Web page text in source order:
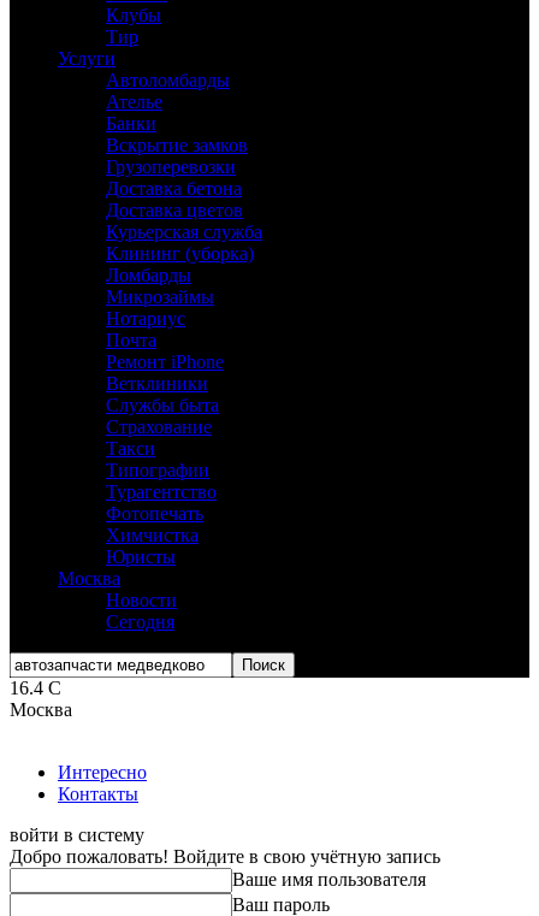
Клубы
Тир
Услуги
Автоломбарды
Ателье
Банки
Вскрытие замков
Грузоперевозки
Доставка бетона
Доставка цветов
Курьерская служба
Клининг (уборка)
Ломбарды
Микрозаймы
Нотариус
Почта
Ремонт iPhone
Ветклиники
Службы быта
Страхование
Такси
Типографии
Турагентство
Фотопечать
Химчистка
Юристы
Москва
Новости
Сегодня
16.4 C
Москва
Интересно
Контакты
войти в систему
Добро пожаловать! Войдите в свою учётную запись
Ваше имя пользователя
Ваш пароль